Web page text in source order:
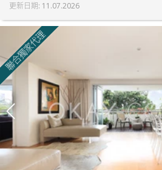
更新日期: 11.07.2026
聯合獨家代理